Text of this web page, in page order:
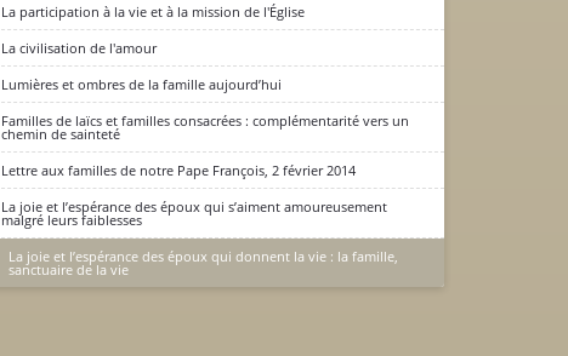
La participation à la vie et à la mission de l'Église
La civilisation de l'amour
Lumières et ombres de la famille aujourd’hui
Familles de laïcs et familles consacrées : complémentarité vers un
chemin de sainteté
Lettre aux familles de notre Pape François, 2 février 2014
La joie et l’espérance des époux qui s’aiment amoureusement
malgré leurs faiblesses
La joie et l’espérance des époux qui donnent la vie : la famille,
sanctuaire de la vie